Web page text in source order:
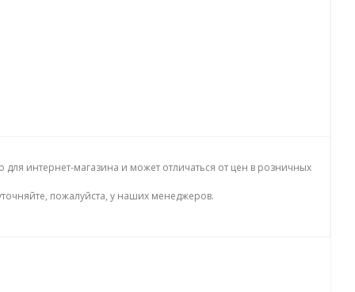
для интернет-магазина и может отличаться от цен в розничных
пожалуйста, у наших менеджеров.